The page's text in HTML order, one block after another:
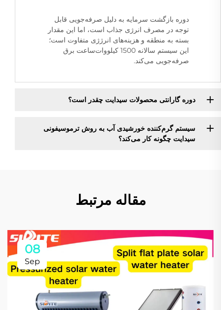
دوره بازگشت سرمایه به دلیل صرفه‌جویی قابل
توجه در مصرف انرژی جذاب است، اما این مقدار
بسته به منطقه و هزینه‌های انرژژی متفاوت است؛
این سیستم سالانه 1500 کیلووات‌ساعت برق
صرفه‌جویی می‌کند.
دوره گارانتی محصولات سیدایت چقدر است؟
سیستم گرم‌کننده خورشیدی آب به روش ترموسیفونی
سیدایت چگونه کار می‌کند؟
مقاله مرتبط
08
Sep